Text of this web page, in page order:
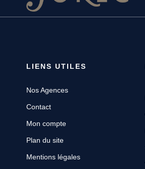
LIENS UTILES
Nos Agences
Contact
Mon compte
Plan du site
Mentions légales